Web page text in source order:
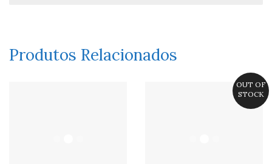
Produtos Relacionados
OUT OF
STOCK